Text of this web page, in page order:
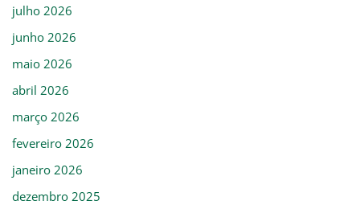
julho 2026
junho 2026
maio 2026
abril 2026
março 2026
fevereiro 2026
janeiro 2026
dezembro 2025